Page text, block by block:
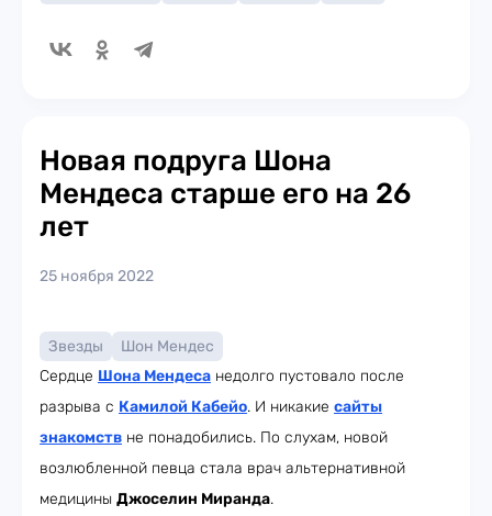
Новая подруга Шона
Мендеса старше его на 26
лет
25 ноября 2022
Звезды
Шон Мендес
Сердце Шона Мендеса недолго пустовало после
разрыва с Камилой Кабейо. И никакие сайты
знакомств не понадобились. По слухам, новой
возлюбленной певца стала врач альтернативной
медицины Джоселин Миранда.